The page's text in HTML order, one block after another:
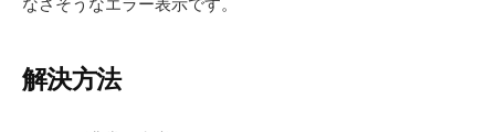
解決方法